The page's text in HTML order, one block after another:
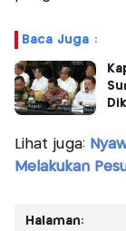
Baca Juga :
Lihat juga:
Melakukan
Halaman: